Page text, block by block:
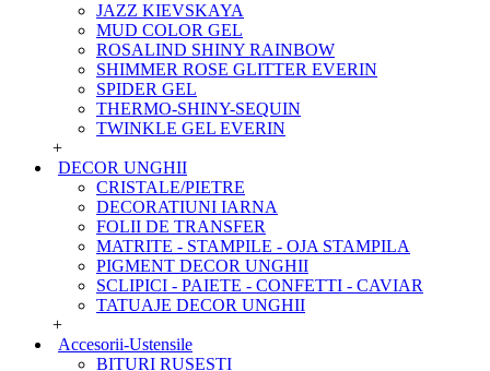
JAZZ KIEVSKAYA
MUD COLOR GEL
ROSALIND SHINY RAINBOW
SHIMMER ROSE GLITTER EVERIN
SPIDER GEL
THERMO-SHINY-SEQUIN
TWINKLE GEL EVERIN
+
DECOR UNGHII
CRISTALE/PIETRE
DECORATIUNI IARNA
FOLII DE TRANSFER
MATRITE - STAMPILE - OJA STAMPILA
PIGMENT DECOR UNGHII
SCLIPICI - PAIETE - CONFETTI - CAVIAR
TATUAJE DECOR UNGHII
+
Accesorii-Ustensile
BITURI RUSESTI